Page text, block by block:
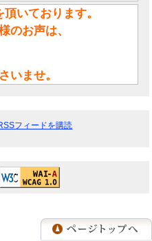
いております。
のお声は、
いませ。
フィードを購読